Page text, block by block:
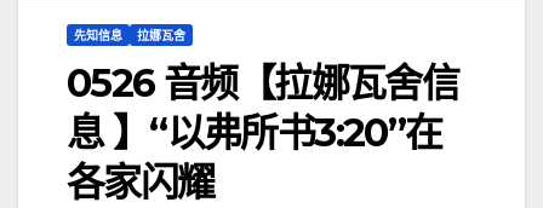
先知信息 拉娜瓦舍
0526 音频【拉娜瓦舍信
息 】“以弗所书3:20”在
各家闪耀